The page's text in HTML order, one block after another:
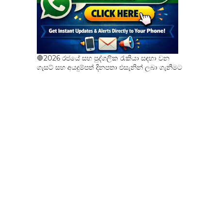
🛑2026 රජයේ සහ පුද්ගලික රැකියා සඳහා වන
ගැසට් සහ අයදුම්පත් දිනපතා එසැනින් ලබා ගැනීමට